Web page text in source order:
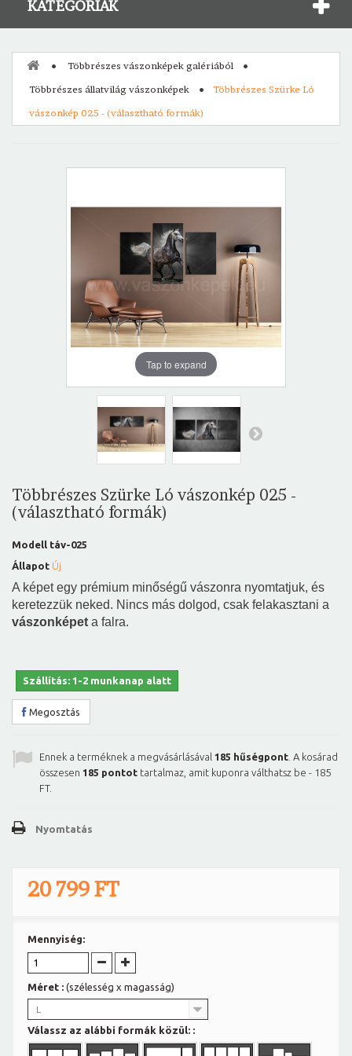
KATEGÓRIÁK
Többrészes vászonképek galériából
Többrészes állatvilág vászonképek
Többrészes Szürke Ló
vászonkép 025 - (választható formák)
Tap to expand
Többrészes Szürke Ló vászonkép 025 -
(választható formák)
Modell táv-025
Állapot Új
A képet egy prémium minőségű vászonra nyomtatjuk, és
keretezzük neked. Nincs más dolgod, csak felakasztani a
vászonképet a falra.
Szállítás: 1-2 munkanap alatt
Megosztás
Ennek a terméknek a megvásárlásával 185 hűségpont . A kosárad
összesen 185 pontot tartalmaz, amit kuponra válthatsz be - 185
FT.
Nyomtatás
20 799 FT
Mennyiség:
Méret : (szélesség x magasság)
L
Válassz az alábbi formák közül: :